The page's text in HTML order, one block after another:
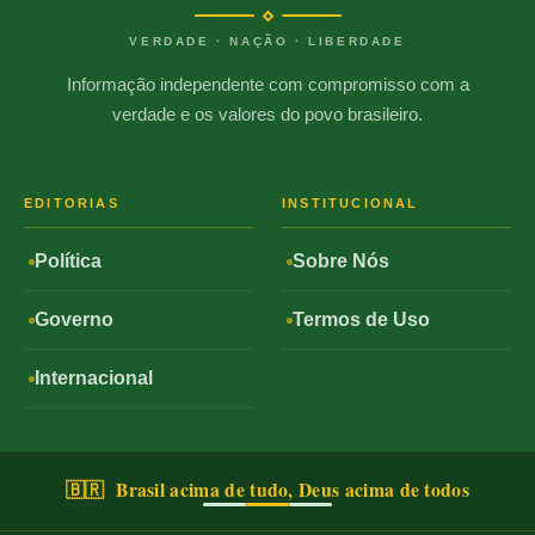
VERDADE · NAÇÃO · LIBERDADE
Informação independente com compromisso com a
verdade e os valores do povo brasileiro.
EDITORIAS
Política
Governo
Internacional
INSTITUCIONAL
Sobre Nós
Termos de Uso
🇧🇷 Brasil acima de tudo, Deus acima de todos